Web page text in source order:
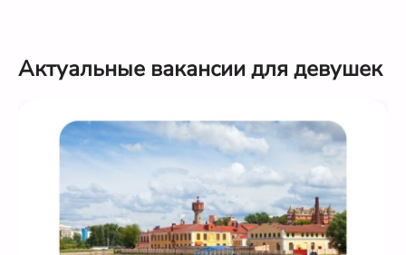
Актуальные вакансии для девушек